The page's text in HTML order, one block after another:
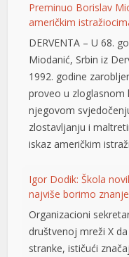
Preminuo Borislav
američkim
DERVENTA – U 68.
Miodanić, Srbin iz
1992. godine
proveo u zloglasnom
njegovom
zlostavljanju i
iskaz američkim
Igor Dodik: Škola
najviše borimo
Organizacioni
društvenoj mreži X
stranke, ističući